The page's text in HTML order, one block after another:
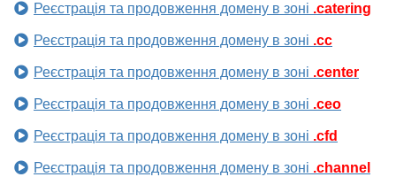
Реєстрація та продовження домену в зоні .catering
Реєстрація та продовження домену в зоні .cc
Реєстрація та продовження домену в зоні .center
Реєстрація та продовження домену в зоні .ceo
Реєстрація та продовження домену в зоні .cfd
Реєстрація та продовження домену в зоні .channel